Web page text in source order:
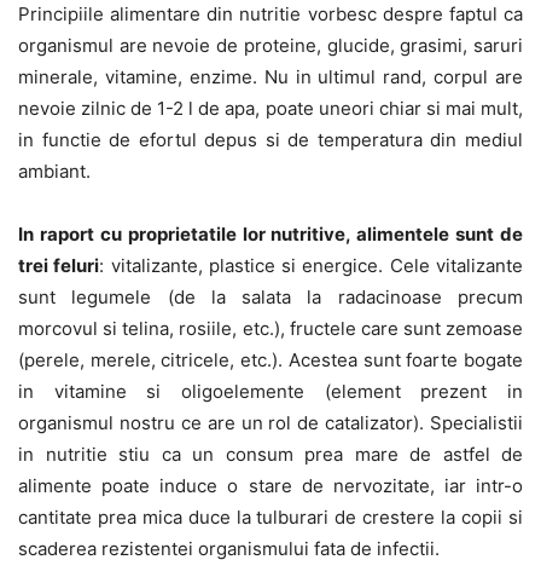
Principiile alimentare din nutritie vorbesc despre faptul ca
organismul are nevoie de proteine, glucide, grasimi, saruri
minerale, vitamine, enzime. Nu in ultimul rand, corpul are
nevoie zilnic de 1-2 l de apa, poate uneori chiar si mai mult,
in functie de efortul depus si de temperatura din mediul
ambiant.
In raport cu proprietatile lor nutritive, alimentele sunt de
trei feluri: vitalizante, plastice si energice. Cele vitalizante
sunt legumele (de la salata la radacinoase precum
morcovul si telina, rosiile, etc.), fructele care sunt zemoase
(perele, merele, citricele, etc.). Acestea sunt foarte bogate
in vitamine si oligoelemente (element prezent in
organismul nostru ce are un rol de catalizator). Specialistii
in nutritie stiu ca un consum prea mare de astfel de
alimente poate induce o stare de nervozitate, iar intr-o
cantitate prea mica duce la tulburari de crestere la copii si
scaderea rezistentei organismului fata de infectii.